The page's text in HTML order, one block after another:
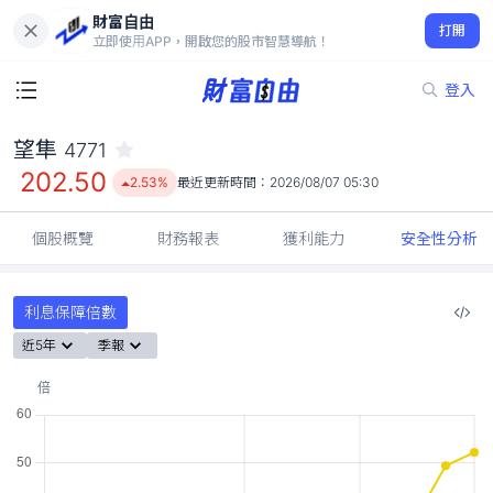
財富自由
立即使用APP，開啟您的股市智慧導航！
打開
登入
202.50
2.53%
望隼 4771
202.50 2.53% 最近更新時間： 2026/08/07 05:30
個股概覽 財務報表 獲利能力 安全性分析
利息保障倍數
近5年 季報